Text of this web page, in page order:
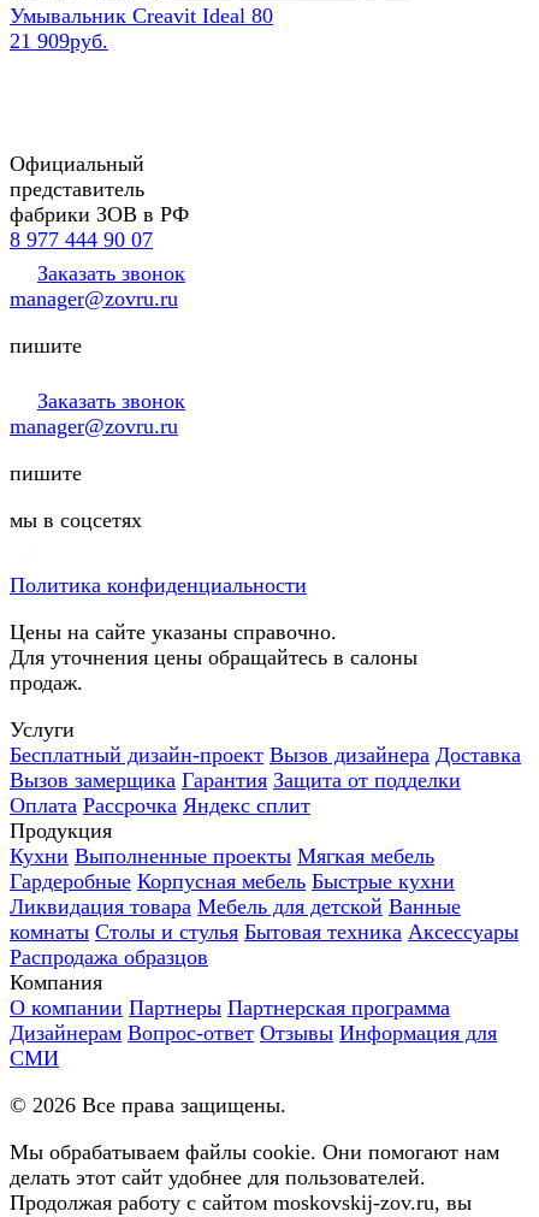
Умывальник Creavit Ideal 80
21 909руб.
Официальный
представитель
фабрики ЗОВ в РФ
8 977 444 90 07
Заказать звонок
manager@zovru.ru
пишите
Заказать звонок
manager@zovru.ru
пишите
мы в соцсетях
Политика конфиденциальности
Цены на сайте указаны справочно.
Для уточнения цены обращайтесь в салоны
продаж.
Услуги
Бесплатный дизайн-проект Вызов дизайнера Доставка
Вызов замерщика Гарантия Защита от подделки
Оплата Рассрочка Яндекс сплит
Продукция
Кухни Выполненные проекты Мягкая мебель
Гардеробные Корпусная мебель Быстрые кухни
Ликвидация товара Мебель для детской Ванные
комнаты Столы и стулья Бытовая техника Аксессуары
Распродажа образцов
Компания
О компании Партнеры Партнерская программа
Дизайнерам Вопрос-ответ Отзывы Информация для
СМИ
© 2026 Все права защищены.
Мы обрабатываем файлы cookie. Они помогают нам
делать этот сайт удобнее для пользователей.
Продолжая работу с сайтом moskovskij-zov.ru, вы